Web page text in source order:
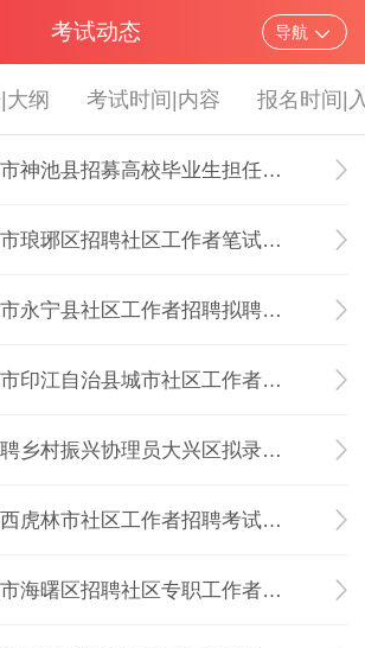
考试动态 导航
大纲 考试时间|内容 报名时间|
南衡阳市珠晖区招聘社区专职工作者考试
神池县招募高校毕业生担任社区助理
琅琊区招聘社区工作者笔试成绩的通知
永宁县社区工作者招聘拟聘用人员名
印江自治县城市社区工作者递补拟聘
乡村振兴协理员大兴区拟录用人员公示
虎林市社区工作者招聘考试总成绩公示
海曙区招聘社区专职工作者现场资料